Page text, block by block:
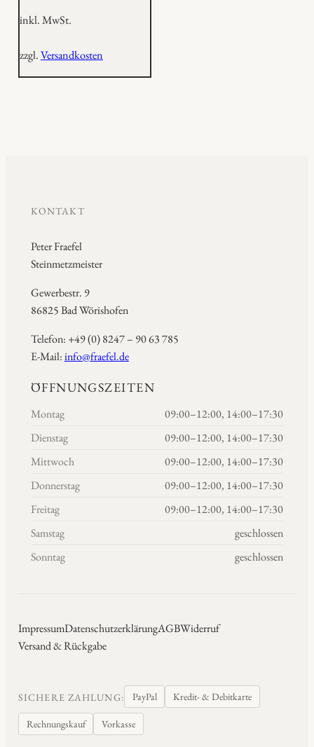
inkl. MwSt.
zzgl.Versandkosten
KONTAKT
Peter Fraefel
Steinmetzmeister
Gewerbestr. 9
86825 Bad Wörishofen
Telefon: +49 (0) 8247 – 90 63 785
E-Mail:info@fraefel.de
ÖFFNUNGSZEITEN
Montag
09:00–12:00, 14:00–17:30
Dienstag
09:00–12:00, 14:00–17:30
Mittwoch
09:00–12:00, 14:00–17:30
Donnerstag
09:00–12:00, 14:00–17:30
Freitag
09:00–12:00, 14:00–17:30
Samstag
geschlossen
Sonntag
geschlossen
ImpressumDatenschutzerklärungAGBWiderruf
Versand & Rückgabe
SICHERE ZAHLUNG: PayPal Kredit- & Debitkarte
Rechnungskauf Vorkasse